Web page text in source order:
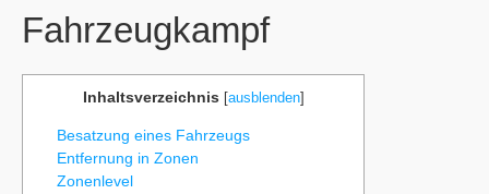
Fahrzeugkampf
Inhaltsverzeichnis [ausblenden]
Besatzung eines Fahrzeugs
Entfernung in Zonen
Zonenlevel